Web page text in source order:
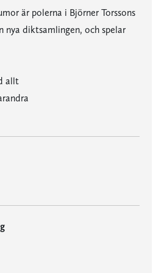
är polerna i Björner Torssons
nya diktsamlingen, och spelar
allt